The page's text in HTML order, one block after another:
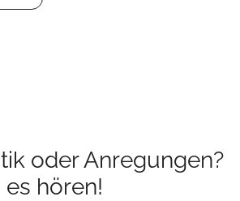
oder Anregungen?
hören!